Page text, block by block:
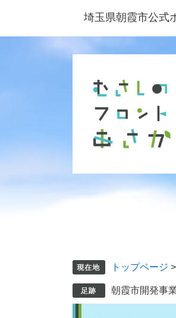
ジ
ュ
埼玉県朝霞市公式
トップページ >
朝霞市開発事